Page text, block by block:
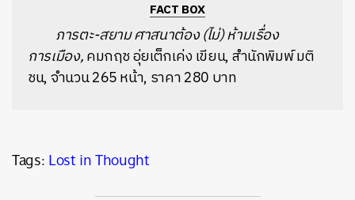
FACT BOX
ภารตะ-สยาม ศาสนาต้อง (ไม่) ห้ามเรื่อง
การเมือง,คมกฤช อุ่ยเต็กเค่ง เขียน, สำนักพิมพ์ มติ
ชน, จำนวน 265 หน้า, ราคา 280 บาท
Tags:Lost in Thought